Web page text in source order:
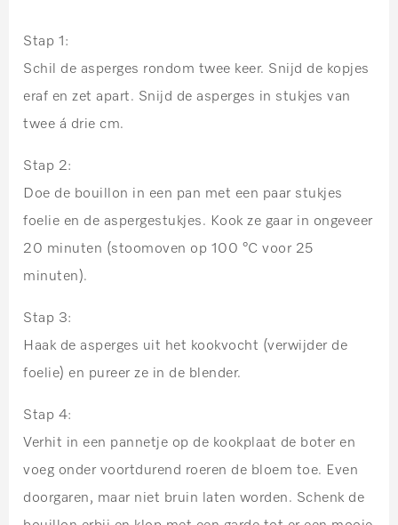
Stap 1:
Schil de asperges rondom twee keer. Snijd de kopjes
eraf en zet apart. Snijd de asperges in stukjes van
twee á drie cm.
Stap 2:
Doe de bouillon in een pan met een paar stukjes
foelie en de aspergestukjes. Kook ze gaar in ongeveer
20 minuten (stoomoven op 100 °C voor 25
minuten).
Stap 3:
Haak de asperges uit het kookvocht (verwijder de
foelie) en pureer ze in de blender.
Stap 4:
Verhit in een pannetje op de kookplaat de boter en
voeg onder voortdurend roeren de bloem toe. Even
doorgaren, maar niet bruin laten worden. Schenk de